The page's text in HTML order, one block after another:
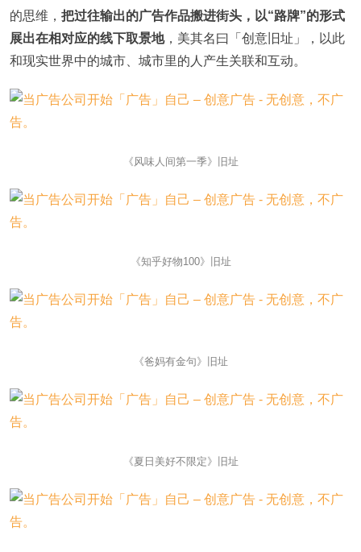
的思维， 把过往输出的广告作品搬进街头，以“路牌”的形式
展出在相对应的线下取景地，美其名曰「创意旧址」，以此
和现实世界中的城市、城市里的人产生关联和互动。
《风味人间第一季》旧址
《知乎好物100》旧址
《爸妈有金句》旧址
《夏日美好不限定》旧址